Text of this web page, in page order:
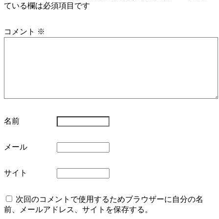
ている欄は必須項目です
コメント ※
名前
メール
サイト
次回のコメントで使用するためブラウザーに自分の名
前、メールアドレス、サイトを保存する。